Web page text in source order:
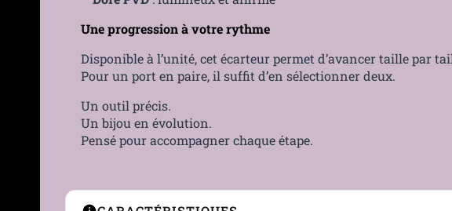
Une progression à votre rythme
Disponible à l’unité, cet écarteur permet d’avancer taille par
Pour un port en paire, il suffit d’en sélectionner deux.
Un outil précis.
Un bijou en évolution.
Pensé pour accompagner chaque étape.